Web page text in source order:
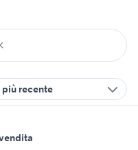
più recente